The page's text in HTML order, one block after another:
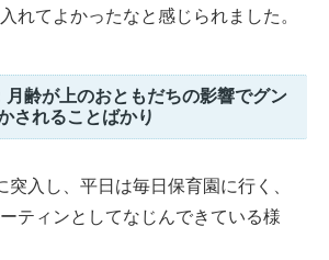
れてよかったなと感じられました。
月齢が上のおともだちの影響でグン
されることばかり
突入し、平日は毎日保育園に行く、
ティンとしてなじんできている様